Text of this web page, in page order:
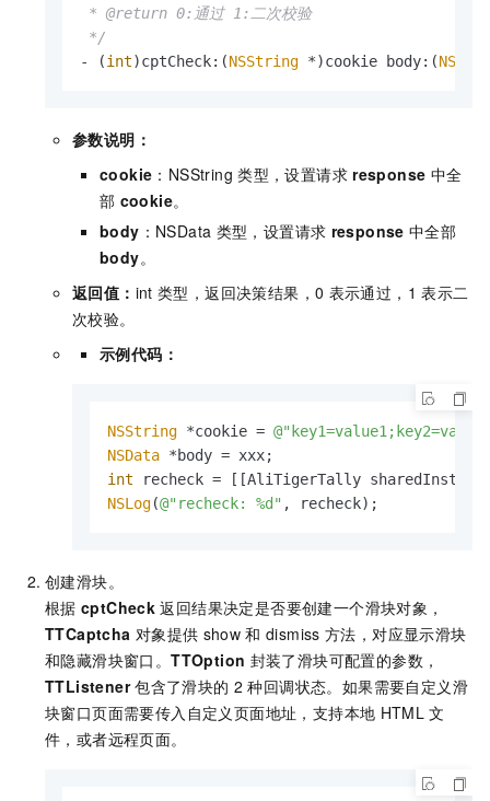
* @return 0:通过 1:二次校验
*/
- (int)cptCheck:(NSString *)cookie body:(NSData
参数说明：
cookie ：NSString 类型，设置请求 response 中全
部 cookie。
body ：NSData 类型，设置请求 response 中全部
body。
返回值： int 类型，返回决策结果，0 表示通过，1 表示二
次校验。
示例代码：
NSString *cookie =
NSData
int
NSLog(@"recheck: %d" , recheck);
创建滑块。
根据 cptCheck 返回结果决定是否要创建一个滑块对象，
TTCaptcha 对象提供 show 和 dismiss 方法，对应显示滑块
和隐藏滑块窗口。TTOption 封装了滑块可配置的参数，
TTListener 包含了滑块的 2 种回调状态。如果需要自定义滑
块窗口页面需要传入自定义页面地址，支持本地 HTML 文
件，或者远程页面。